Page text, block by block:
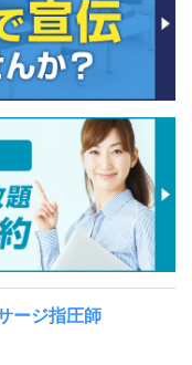
ージ指圧師